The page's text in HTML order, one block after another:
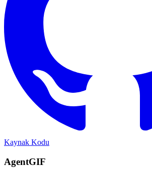
Kaynak Kodu
AgentGIF